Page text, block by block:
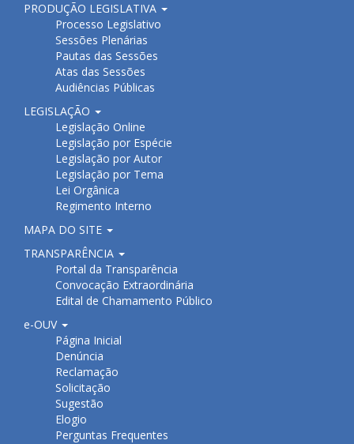
PRODUÇÃO LEGISLATIVA
Processo Legislativo
Sessões Plenárias
Pautas das Sessões
Atas das Sessões
Audiências Públicas
LEGISLAÇÃO
Legislação Online
Legislação por Espécie
Legislação por Autor
Legislação por Tema
Lei Orgânica
Regimento Interno
MAPA DO SITE
TRANSPARÊNCIA
Portal da Transparência
Convocação Extraordinária
Edital de Chamamento Público
e-OUV
Página Inicial
Denúncia
Reclamação
Solicitação
Sugestão
Elogio
Perguntas Frequentes